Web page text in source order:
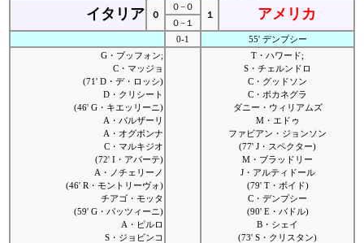
イタリア ０
０−０
１
アメリカ
０−１
0-1
55' デンプシー
G・ブッフォン;
C・マッジョ
(71' D・デ・ロッシ)
D・クリシート
(46' G・キエッリーニ)
A・バルザーリ
A・オグボンナ
C・マルキジオ
(72' I・アバーテ)
A・ノチェリーノ
(46' R・モントリーヴォ)
チアゴ・モッタ
(59' G・パッツィーニ)
A・ピルロ
S・ジョビンコ
T・ハワード;
S・チェルンドロ
C・グッドソン
C・ボカネグラ
ダニー・ウィリアムズ
M・エドゥ
ファビアン・ジョンソン
(77' J・スペクター)
M・ブラッドリー
J・アルティドール
(79' T・ボイド)
C・デンプシー
(90' E・バドル)
B・シェイ
(73' S・クリスタン)